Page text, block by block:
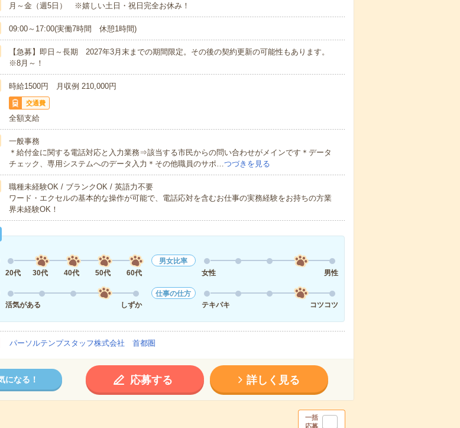
月～金（週5日） ※嬉しい土日・祝日完全お休み！
09:00～17:00(実働7時間 休憩1時間)
【急募】即日～長期 2027年3月末までの期間限定。その後の契約更新の可能性もあります。
※8月～！
時給1500円 月収例 210,000円
交通費
全額支給
一般事務
＊給付金に関する電話対応と入力業務⇒該当する市民からの問い合わせがメインです＊データ
チェック、専用システムへのデータ入力＊その他職員のサポ…つづきを見る
職種未経験OK / ブランクOK / 英語力不要
ワード・エクセルの基本的な操作が可能で、電話応対を含むお仕事の実務経験をお持ちの方業
界未経験OK！
20代
30代 40代 50代 60代
男女比率
女性
男性
活気がある
しずか
仕事の仕方
テキパキ
コツコツ
パーソルテンプスタッフ株式会社 首都圏
になる！ 応募する 詳しく見る
一括
応募